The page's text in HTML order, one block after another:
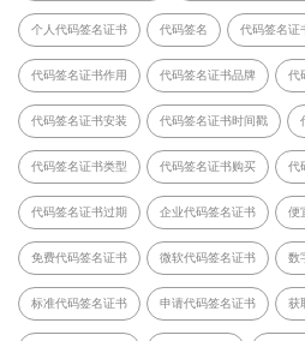
个人代码签名证书 代码签名 代码签名证
代码签名证书作用 代码签名证书品牌 代
代码签名证书安装 代码签名证书时间戳
代码签名证书类型 代码签名证书购买 代
代码签名证书过期 企业代码签名证书 便
免费代码签名证书 微软代码签名证书 数
标准代码签名证书 申请代码签名证书 获